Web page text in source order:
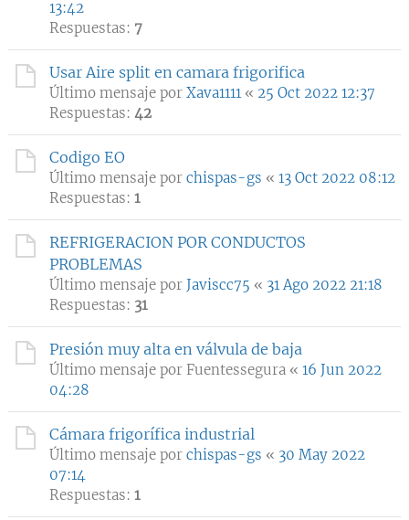
13:42
Respuestas: 7
Usar Aire split en camara frigorifica
Último mensaje por Xava1111« 25 Oct 2022 12:37
Respuestas: 42
Codigo EO
Último mensaje por chispas-gs « 13 Oct 2022 08:12
Respuestas: 1
REFRIGERACION POR CONDUCTOS
PROBLEMAS
Último mensaje por Javiscc75 « 31 Ago 2022 21:18
Respuestas: 31
Presión muy alta en válvula de baja
Último mensaje por Fuentessegura « 16 Jun 2022
04:28
Cámara frigorífica industrial
Último mensaje por chispas-gs « 30 May 2022
07:14
Respuestas: 1